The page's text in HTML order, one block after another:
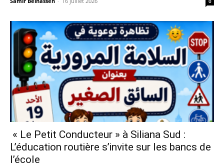
« Le Petit Conducteur » à Siliana Sud :
L’éducation routière s’invite sur les bancs de
l’école